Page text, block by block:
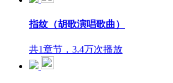
指纹（胡歌演唱歌曲）
共1章节，3.4万次播放